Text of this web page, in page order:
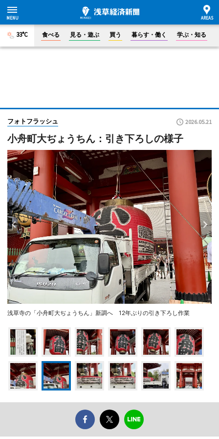
33°C 食べる 見る・遊ぶ 買う 暮らす・働く 学ぶ・知る
フォトフラッシュ 2026.05.21
小舟町大ぢょうちん：引き下ろしの様子
浅草寺の「小舟町大ぢょうちん」新調へ 12年ぶりの引き下ろし作業